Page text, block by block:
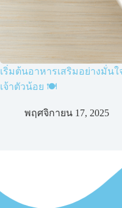
เริ่มต้นอาหารเสริมอย่างมั่น
เจ้าตัวน้อย 🍽️
พฤศจิกายน 17, 2025